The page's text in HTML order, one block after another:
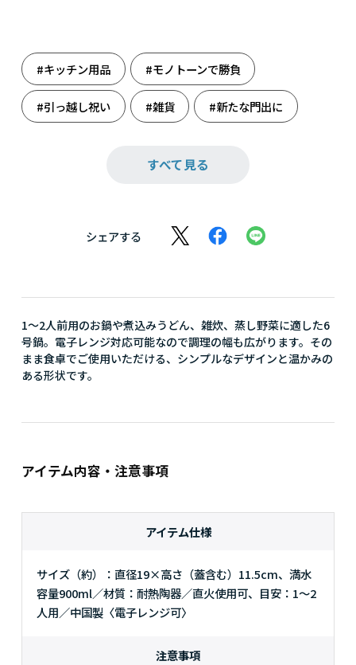
#キッチン用品 #モノトーンで勝負
#引っ越し祝い #雑貨 #新たな門出に
すべて見る
シェアする
1～2人前用のお鍋や煮込みうどん、雑炊、蒸し野菜に適した6
号鍋。電子レンジ対応可能なので調理の幅も広がります。その
まま食卓でご使用いただける、シンプルなデザインと温かみの
ある形状です。
アイテム内容・注意事項
アイテム仕様
サイズ（約）：直径19×高さ（蓋含む）11.5cm、満水
容量900ml／材質：耐熱陶器／直火使用可、目安：1～2
人用／中国製〈電子レンジ可〉
注意事項